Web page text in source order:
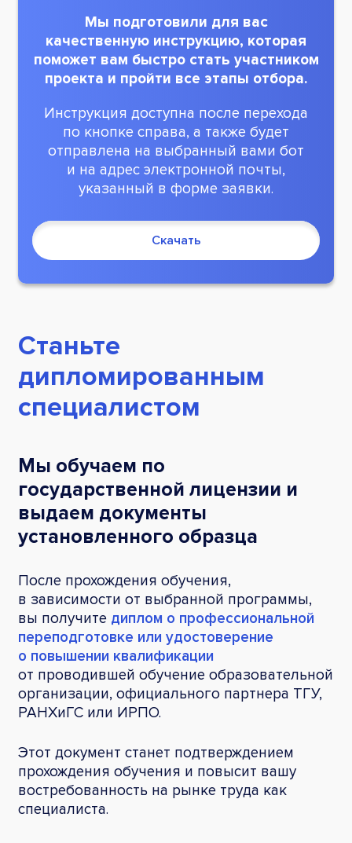
Мы подготовили для вас
качественную инструкцию, которая
поможет вам быстростать участником
проекта и пройти все этапы отбора.
Инструкция доступна после перехода
по кнопке справа, а также будет
отправлена на выбранный вами бот
и на адрес электронной почты,
указанный в форме заявки.
Скачать
Станьте
дипломированным
специалистом
Мы обучаем по
государственной лицензии и
выдаем документы
установленного образца
После прохождения обучения,
в зависимости от выбранной программы,
вы получите диплом о профессиональной
переподготовке или удостоверение
о повышении квалификации
от проводившей обучение образовательной
организации, официального партнера ТГУ,
РАНХиГС или ИРПО.
Этот документ станет подтверждением
прохождения обучения и повысит вашу
востребованность на рынке труда как
специалиста.